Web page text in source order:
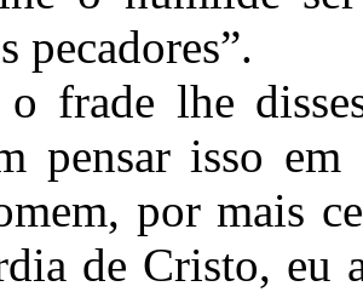
pecadores”.
frade lhe
pensar isso em
por mais
de Cristo, eu